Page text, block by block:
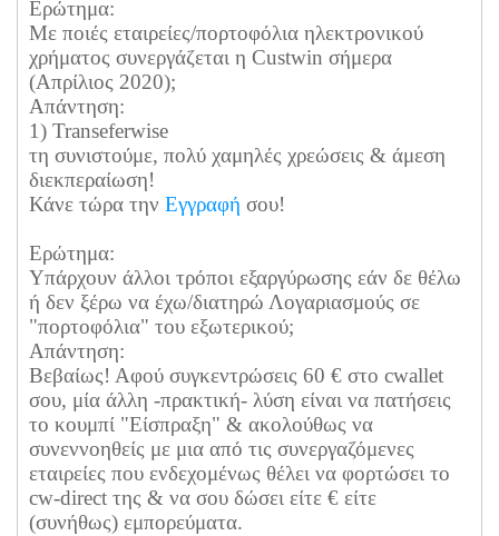
Ερώτημα:
Με ποιές εταιρείες/πορτοφόλια ηλεκτρονικού
χρήματος συνεργάζεται η Custwin σήμερα
(Απρίλιος 2020);
Απάντηση:
1) Transeferwise
τη συνιστούμε, πολύ χαμηλές χρεώσεις & άμεση
διεκπεραίωση!
Κάνε τώρα την Εγγραφή σου!
Ερώτημα:
Υπάρχουν άλλοι τρόποι εξαργύρωσης εάν δε θέλω
ή δεν ξέρω να έχω/διατηρώ Λογαριασμούς σε
"πορτοφόλια" του εξωτερικού;
Απάντηση:
Βεβαίως! Αφού συγκεντρώσεις 60 € στο cwallet
σου, μία άλλη -πρακτική- λύση είναι να πατήσεις
το κουμπί "Είσπραξη" & ακολούθως να
συνεννοηθείς με μια από τις συνεργαζόμενες
εταιρείες που ενδεχομένως θέλει να φορτώσει το
cw-direct της & να σου δώσει είτε € είτε
(συνήθως) εμπορεύματα.